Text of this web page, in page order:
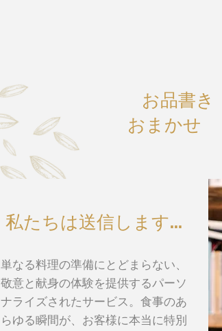
おまかせ
お品書き
私たちは送信します...
単なる料理の準備にとどまらない、
敬意と献身の体験を提供するパーソ
ナライズされたサービス。食事のあ
らゆる瞬間が、お客様に本当に特別